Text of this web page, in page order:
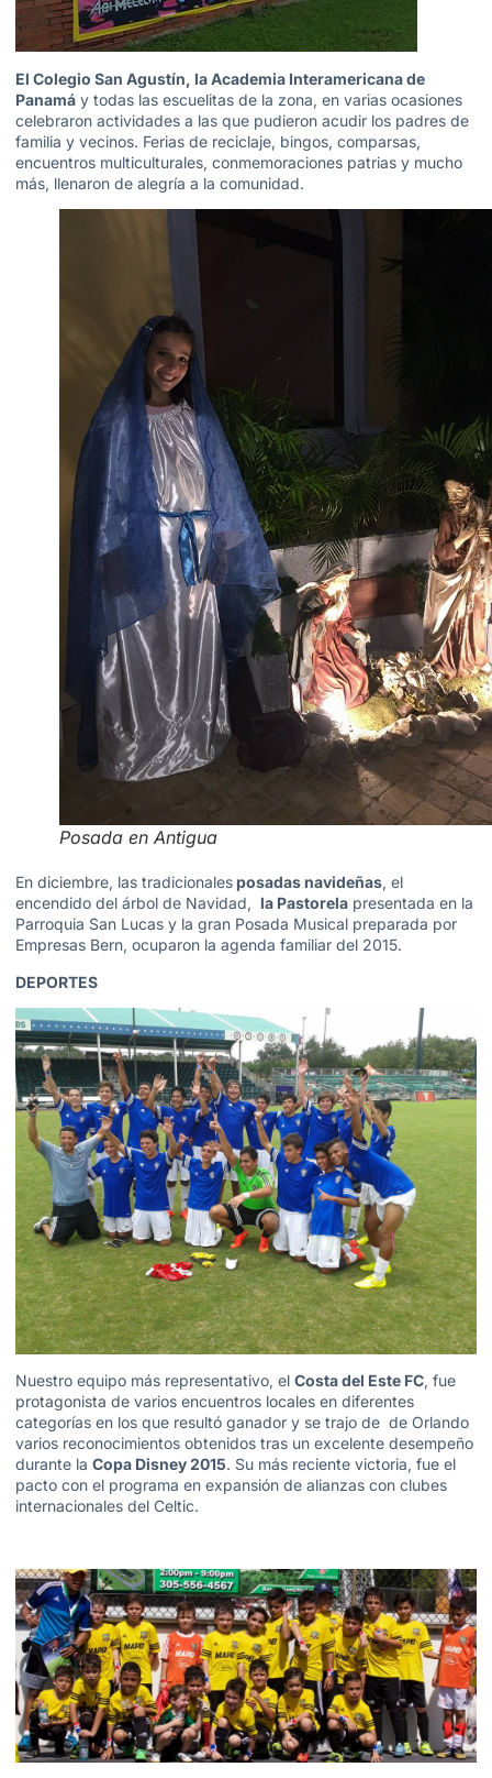
El Colegio San Agustín, la Academia Interamericana de
Panamá y todas las escuelitas de la zona, en varias ocasiones
celebraron actividades a las que pudieron acudir los padres de
familia y vecinos. Ferias de reciclaje, bingos, comparsas,
encuentros multiculturales, conmemoraciones patrias y mucho
más, llenaron de alegría a la comunidad.
Posada en Antigua
En diciembre, las tradicionales posadas navideñas, el
encendido del árbol de Navidad, la Pastorela presentada en la
Parroquia San Lucas y la gran Posada Musical preparada por
Empresas Bern, ocuparon la agenda familiar del 2015.
DEPORTES
Nuestro equipo más representativo, el Costa del Este FC, fue
protagonista de varios encuentros locales en diferentes
categorías en los que resultó ganador y se trajo de de Orlando
varios reconocimientos obtenidos tras un excelente desempeño
durante la Copa Disney 2015. Su más reciente victoria, fue el
pacto con el programa en expansión de alianzas con clubes
internacionales del Celtic.